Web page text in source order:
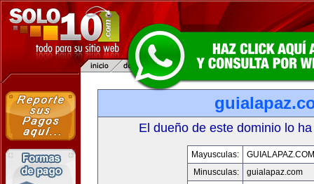
El dueño de este dominio lo
Mayusculas:
GUIALAPAZ.COM
Minusculas:
guialapaz.com